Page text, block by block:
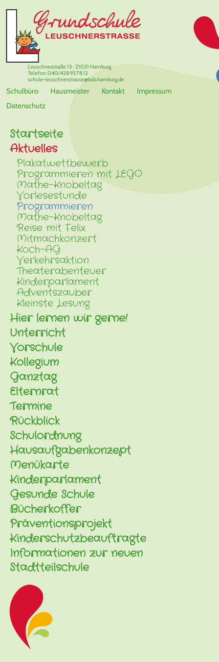
Schulbüro Hausmeister Kontakt
Impressum
Datenschutz
Leuschnerstraße 13 · 21031 Hamburg
Telefon: 040/428 93 78 12
schule-leuschnerstrasse@bsb.hamburg.de
Startseite
Aktuelles
Plakatwettbewerb
Programmieren mit LEGO
Mathe-Knobeltag
Vorlesestunde
Programmieren
Mathe-Knobeltag
Reise mit Felix
Mitmachkonzert
Koch-AG
Verkehrsaktion
Theaterabenteuer
Kinderparlament
Adventszauber
Kleinste Lesung
Hier lernen wir gerne!
Unterricht
Vorschule
Kollegium
Ganztag
Elternrat
Termine
Rückblick
Schulordnung
Hausaufgabenkonzept
Menükarte
Kinderparlament
Gesunde Schule
Bücherkoffer
Präventionsprojekt
Kinderschutzbeauftragte
Informationen zur neuen
Stadtteilschule